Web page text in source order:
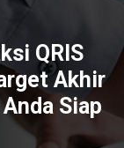
QRIS
Akhir
Siap